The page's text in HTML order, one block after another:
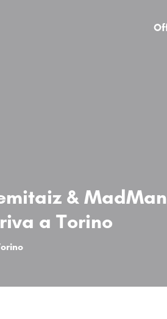
&
a Torino